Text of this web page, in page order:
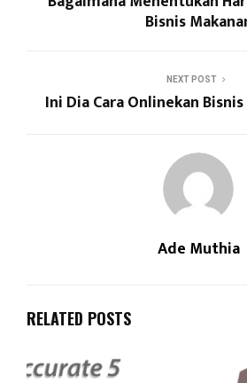
Bisnis
NEXT POST
Ini Dia Cara Onlinekan
Ade Muthia
RELATED POSTS